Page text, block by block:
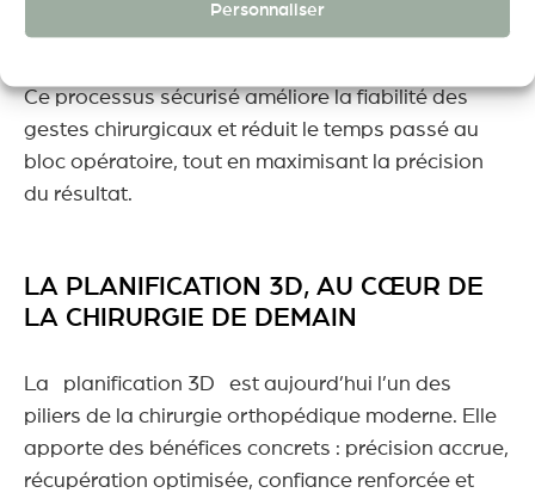
Personnaliser
Chirurgie assistée selon le plan validé, avec
Ce processus sécurisé améliore la fiabilité des
gestes chirurgicaux et réduit le temps passé au
bloc opératoire, tout en maximisant la précision
du résultat.
LA PLANIFICATION 3D, AU CŒUR DE
LA CHIRURGIE DE DEMAIN
La planification 3D est aujourd’hui l’un des
piliers de la chirurgie orthopédique moderne. Elle
apporte des bénéfices concrets : précision accrue,
récupération optimisée, confiance renforcée et